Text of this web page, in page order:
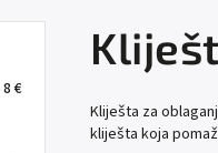
8€
Kliješta za
kliješta koja